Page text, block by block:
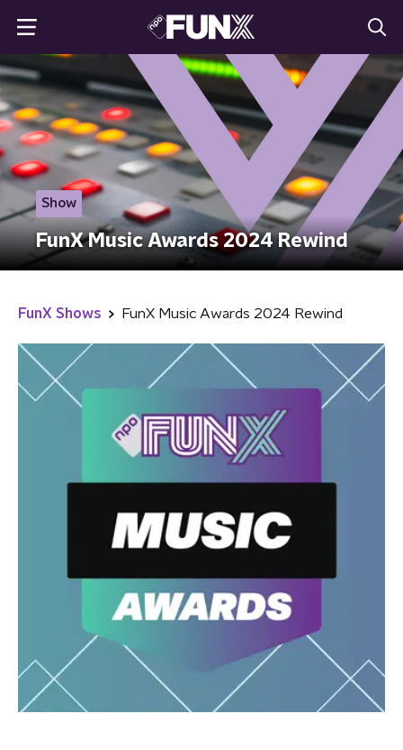
Show
FunX Music Awards 2024 Rewind
FunX Shows FunX Music Awards 2024 Rewind